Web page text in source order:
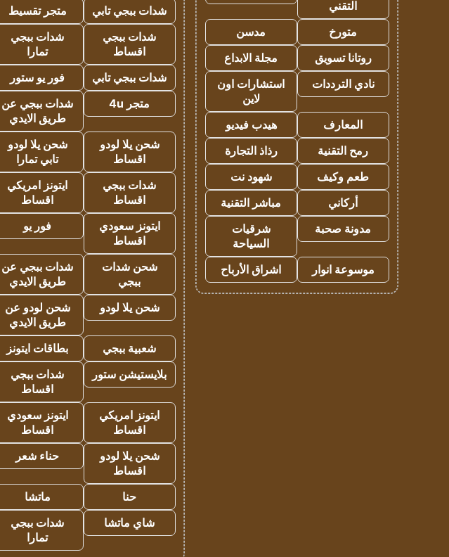
التقني
متورخ
مدسن
روتانا تسويق
مجلة الابداع
نادي الترددات
استشارات اون
لاين
المعارف
هيدب فيديو
رمح التقنية
رذاذ التجارة
طعم وكيف
شهود نت
أركاني
مباشر التقنية
مدونة صحبة
شرقيات
السياحة
موسوعة انوار
اشراق الأرباح
شدات ببجي تابي
متجر تقسيط
شدات ببجي
اقساط
شدات ببجي
تمارا
شدات ببجي تابي
فور يو ستور
متجر 4u
شدات ببجي عن
طريق الايدي
شحن يلا لودو
اقساط
شحن يلا لودو
تابي تمارا
شدات ببجي
اقساط
ايتونز امريكي
اقساط
ايتونز سعودي
اقساط
فور يو
شحن شدات
ببجي
شدات ببجي عن
طريق الايدي
شحن يلا لودو
شحن لودو عن
طريق الايدي
شعبية ببجي
بطاقات ايتونز
بلايستيشن ستور
شدات ببجي
اقساط
ايتونز امريكي
اقساط
ايتونز سعودي
اقساط
شحن يلا لودو
اقساط
حناء شعر
حنا
ماتشا
شاي ماتشا
شدات ببجي
تمارا